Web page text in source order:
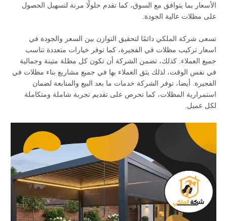
الأسعار بما يتوافق مع السوق، كما تقدم حلولًا مرنة لتسهيل الحصول
على مظلات عالية الجودة.
تسعى شركة الملكي دائمًا لتحقيق التوازن بين السعر والجودة في
اسعار تركيب مظلات في الفجيرة، كما توفر خيارات متعددة تناسب
جميع العملاء. كذلك، تضمن الشركة أن تكون كل مظلة متينة وجمالية
في نفس الوقت، لذلك يثق العملاء بها في جميع مشاريع بناء مظلات في
الفجيرة. أيضا، توفر الشركة خدمات ما بعد البيع والمتابعة لضمان
استمرارية المظلات، كما تحرص على تقديم تجربة شاملة ومتكاملة
لكل عميل.